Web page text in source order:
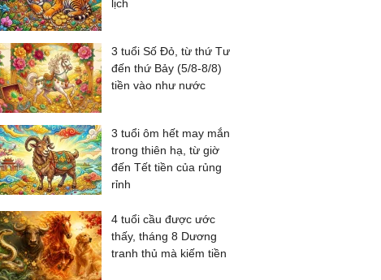
lịch
3 tuổi Số Đỏ, từ thứ Tư
đến thứ Bảy (5/8-8/8)
tiền vào như nước
3 tuổi ôm hết may mắn
trong thiên hạ, từ giờ
đến Tết tiền của rủng
rỉnh
4 tuổi cầu được ước
thấy, tháng 8 Dương
tranh thủ mà kiếm tiền